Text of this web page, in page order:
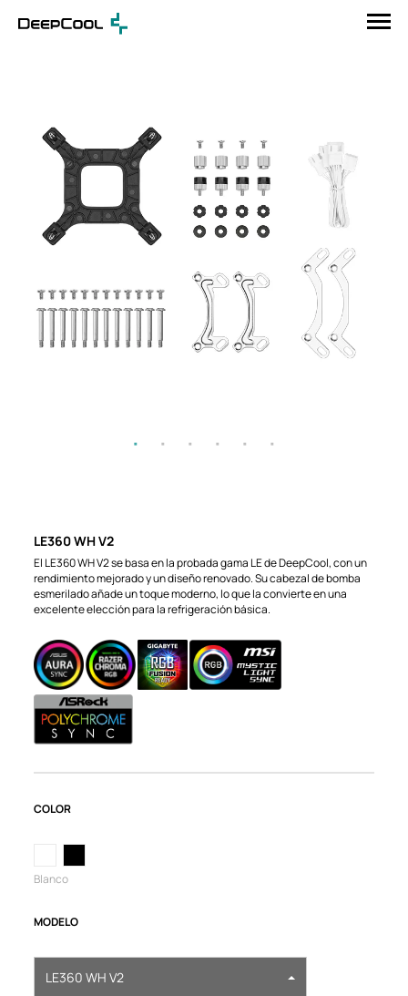
LE360 WH V2
El LE360 WH V2 se basa en la probada gama LE de DeepCool, con un
rendimiento mejorado y un diseño renovado. Su cabezal de bomba
esmerilado añade un toque moderno, lo que la convierte en una
excelente elección para la refrigeración básica.
COLOR
Blanco
MODELO
LE360 WH V2